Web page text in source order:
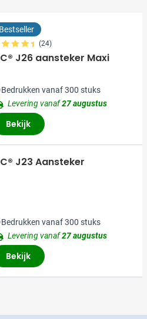
Bestseller
(24)
J26 aansteker Maxi
Bedrukken vanaf 300 stuks
Levering vanaf27 augustus
Bekijk
J23 Aansteker
Bedrukken vanaf 300 stuks
Levering vanaf27 augustus
Bekijk